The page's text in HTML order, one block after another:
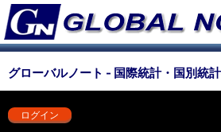
グローバルノート - 国際統計・国別統
ログイン